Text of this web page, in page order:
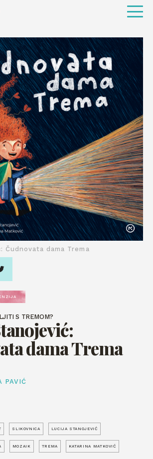
S TREMOM?
dama Trema
PAVIĆ
Čudnovata dama Trema
SLIKOVNICA LUCIJA STANOJEVIĆ
MOZAIK TREMA KATARINA MATKOVIĆ